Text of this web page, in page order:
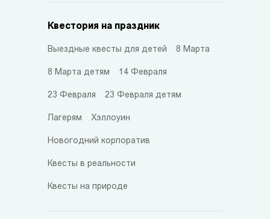
Квестория на праздник
Выездные квесты для детей 8 Марта
8 Марта детям 14 Февраля
23 Февраля 23 Февраля детям
Лагерям Хэллоуин
Новогодний корпоратив
Квесты в реальности
Квесты на природе